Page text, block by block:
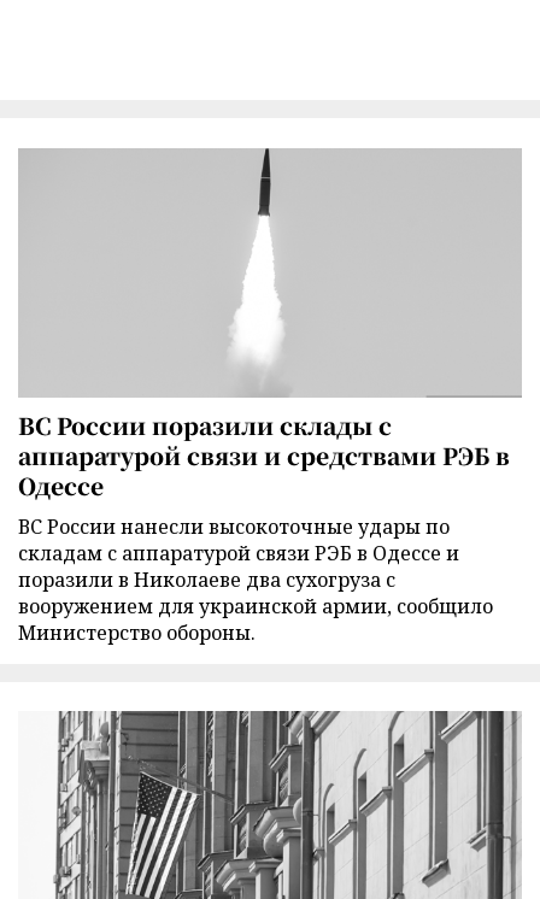
ВС России поразили склады с
аппаратурой связи и средствами РЭБ в
Одессе
ВС России нанесли высокоточные удары по
складам с аппаратурой связи РЭБ в Одессе и
поразили в Николаеве два сухогруза с
вооружением для украинской армии, сообщило
Министерство обороны.